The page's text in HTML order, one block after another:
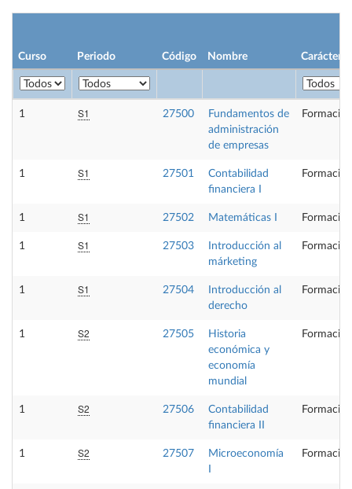
Curso Periodo Código Nombre Carácter
1 S1 27500
Fundamentos de
administración
de empresas
1 S1 27501
Contabilidad
financiera I
1 S1 27502 Matemáticas I
1 S1 27503
Introducción al
márketing
1 S1 27504
Introducción al
derecho
1 S2 27505
Historia
económica y
economía
mundial
1 S2 27506
Contabilidad
financiera II
1 S2 27507
Microeconomía